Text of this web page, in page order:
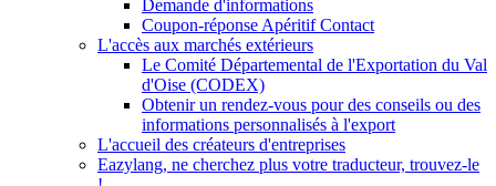
Demande d'informations
Coupon-réponse Apéritif Contact
L'accès aux marchés extérieurs
Le Comité Départemental de l'Exportation du Val
d'Oise (CODEX)
Obtenir un rendez-vous pour des conseils ou des
informations personnalisés à l'export
L'accueil des créateurs d'entreprises
Eazylang, ne cherchez plus votre traducteur, trouvez-le